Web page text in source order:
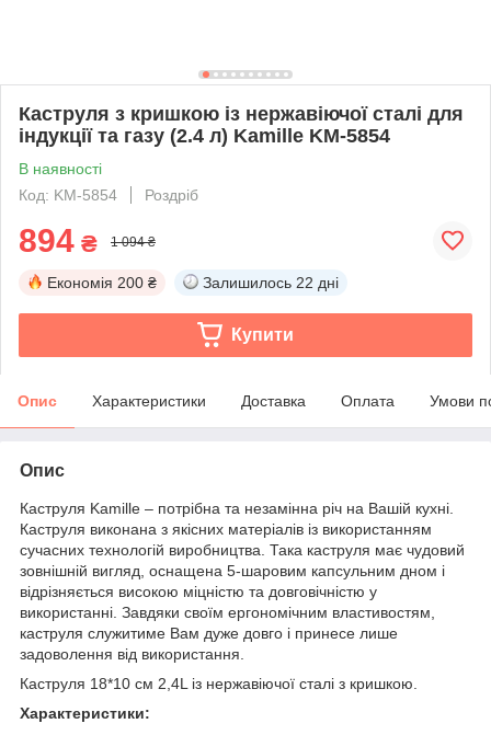
Каструля з кришкою із нержавіючої сталі для
індукції та газу (2.4 л) Kamille KM-5854
В наявності
Код: KM-5854
Роздріб
894 ₴ 1 094 ₴
Економія 200 ₴ Залишилось 22 дні
Купити
Опис Характеристики Доставка Оплата Умови
Опис
Каструля Kamille – потрібна та незамінна річ на Вашій кухні.
Каструля виконана з якісних матеріалів із використанням
сучасних технологій виробництва. Така каструля має чудовий
зовнішній вигляд, оснащена 5-шаровим капсульним дном і
відрізняється високою міцністю та довговічністю у
використанні. Завдяки своїм ергономічним властивостям,
каструля служитиме Вам дуже довго і принесе лише
задоволення від використання.
Каструля 18*10 см 2,4L із нержавіючої сталі з кришкою.
Характеристики: